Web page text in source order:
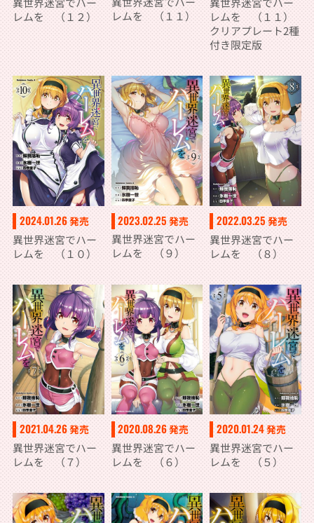
レムを （１２）
レムを （１１）
レムを （１１）
クリアプレート2種
付き限定版
2024.01.26発売
異世界迷宮でハー
レムを （１０）
2023.02.25 発売
異世界迷宮でハー
レムを （９）
2022.03.25 発売
異世界迷宮でハー
レムを （８）
2021.04.26発売
異世界迷宮でハー
レムを （７）
2020.08.26発売
異世界迷宮でハー
レムを （６）
2020.01.24発売
異世界迷宮でハー
レムを （５）